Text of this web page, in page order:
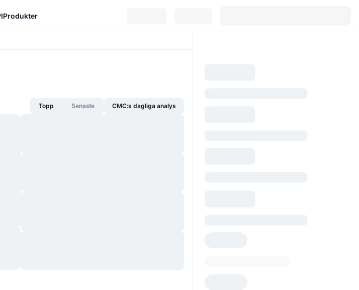
Produkter
Topp Senaste CMC:s dagliga analys